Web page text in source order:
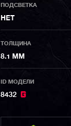
ПОДСВЕТКА
НЕТ
ТОЛЩИНА
8.1 ММ
ID МОДЕЛИ
8432